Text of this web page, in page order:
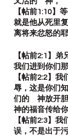
【帖前1:10】
就是他从死里
离将来忿怒的耶
【帖前2:1】
我们进到你们
【帖前2:2】
辱，这是你们
们的　神放开
神的福音传给你
【帖前2:3】
误，不是出于